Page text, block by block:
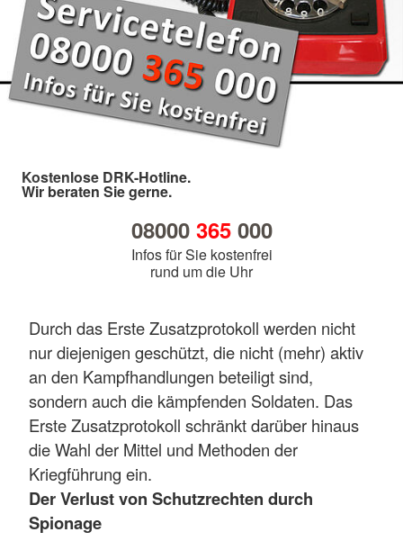
Kostenlose DRK-Hotline.
Wir beraten Sie gerne.
08000 365000
Infos für Sie kostenfrei
rund um die Uhr
Durch das Erste Zusatzprotokoll werden nicht
nur diejenigen geschützt, die nicht (mehr) aktiv
an den Kampfhandlungen beteiligt sind,
sondern auch die kämpfenden Soldaten. Das
Erste Zusatzprotokoll schränkt darüber hinaus
die Wahl der Mittel und Methoden der
Kriegführung ein.
Der Verlust von Schutzrechten durch
Spionage